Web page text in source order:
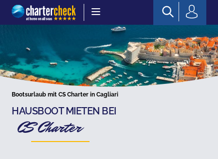
Chartercheck
Bootsurlaub mit CS Charter in Cagliari
HAUSBOOT MIETEN BEI
CS Charter